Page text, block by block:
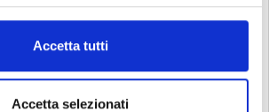
Accetta tutti
Accetta selezionati
ha mai lasciato indifferente
o odio, rispetto e ammirazione o
reverenziale o vero e proprio
sempre, associati alla vista o al …